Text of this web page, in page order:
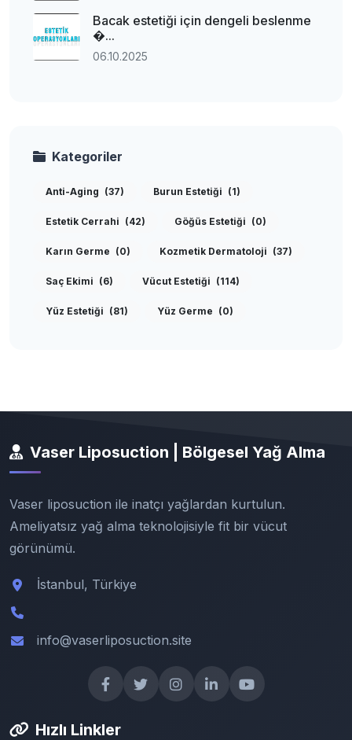
Bacak estetiği için dengeli beslenme
�...
06.10.2025
Kategoriler
Anti-Aging (37) Burun Estetiği (1)
Estetik Cerrahi (42) Göğüs Estetiği (0)
Karın Germe (0) Kozmetik Dermatoloji (37)
Saç Ekimi (6) Vücut Estetiği (114)
Yüz Estetiği (81) Yüz Germe (0)
Vaser Liposuction | Bölgesel Yağ Alma
Vaser liposuction ile inatçı yağlardan kurtulun.
Ameliyatsız yağ alma teknolojisiyle fit bir vücut
görünümü.
İstanbul, Türkiye
info@vaserliposuction.site
Hızlı Linkler